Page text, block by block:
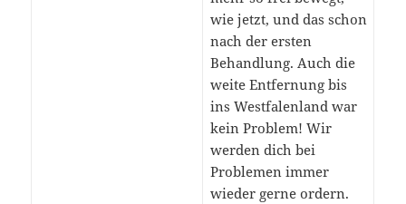
wie jetzt, und das schon
nach der ersten
Behandlung. Auch die
weite Entfernung bis
ins Westfalenland war
kein Problem! Wir
werden dich bei
Problemen immer
wieder gerne ordern.